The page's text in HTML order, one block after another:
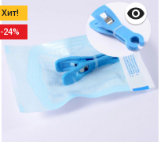
Хит!
-24%